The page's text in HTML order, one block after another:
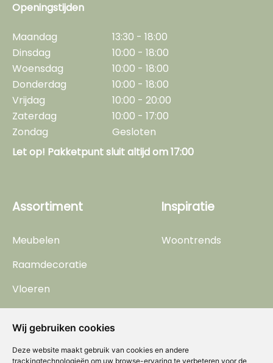
Wij gebruiken cookies
Deze website maakt gebruik van cookies en andere
trackingtechnologieën om uw browse-ervaring te verbeteren voor de
Openingstijden
Maandag
13:30 - 18:00
Dinsdag
10:00 - 18:00
Woensdag
10:00 - 18:00
Donderdag
10:00 - 18:00
Vrijdag
10:00 - 20:00
Zaterdag
10:00 - 17:00
Zondag
Gesloten
Let op! Pakketpunt sluit altijd om 17:00
Assortiment
Meubelen
Raamdecoratie
Vloeren
Kasten
Inspiratie
Woontrends